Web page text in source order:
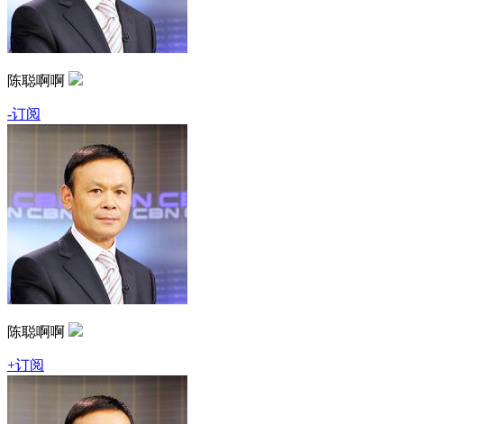
陈聪啊啊
-订阅
陈聪啊啊
+订阅